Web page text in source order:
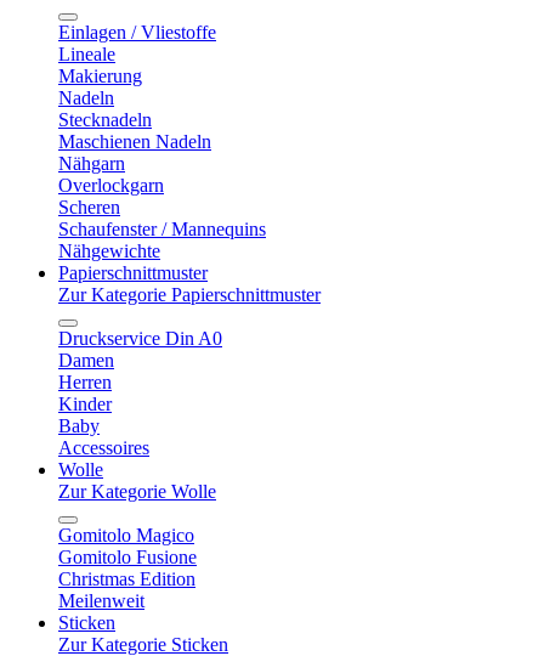
Einlagen / Vliestoffe
Lineale
Makierung
Nadeln
Stecknadeln
Maschienen Nadeln
Nähgarn
Overlockgarn
Scheren
Schaufenster / Mannequins
Nähgewichte
Papierschnittmuster
Zur Kategorie Papierschnittmuster
Druckservice Din A0
Damen
Herren
Kinder
Baby
Accessoires
Wolle
Zur Kategorie Wolle
Gomitolo Magico
Gomitolo Fusione
Christmas Edition
Meilenweit
Sticken
Zur Kategorie Sticken